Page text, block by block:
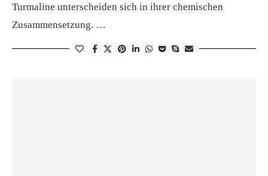
Turmaline unterscheiden sich in ihrer chemischen
Zusammensetzung. …